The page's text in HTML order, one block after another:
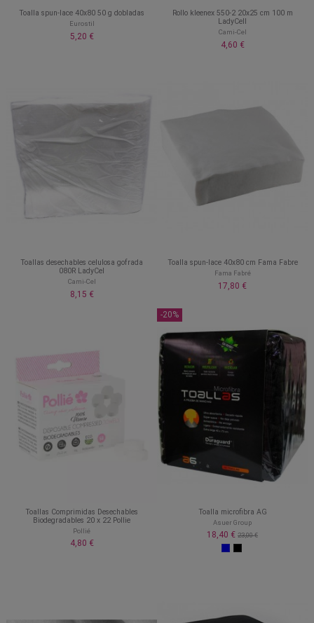
Toalla spun-lace 40x80 50 g dobladas
Eurostil
5,20 €
Rollo kleenex 550-2 20x25 cm 100 m
LadyCell
Cami-Cel
4,60 €
Toallas desechables celulosa gofrada
080R LadyCel
Cami-Cel
8,15 €
Toalla spun-lace 40x80 cm Fama Fabre
Fama Fabré
17,80 €
Toallas Comprimidas Desechables
Biodegradables 20 x 22 Pollie
Pollié
4,80 €
-20%
Toalla microfibra AG
Asuer Group
18,40 € 23,00 €